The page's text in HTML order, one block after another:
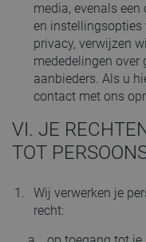
media, evenals
en instellingsopties
privacy, verwijzen
mededelingen over
aanbieders. Als u
contact met ons
VI. JE
TOT
Wij verwerken je
recht: